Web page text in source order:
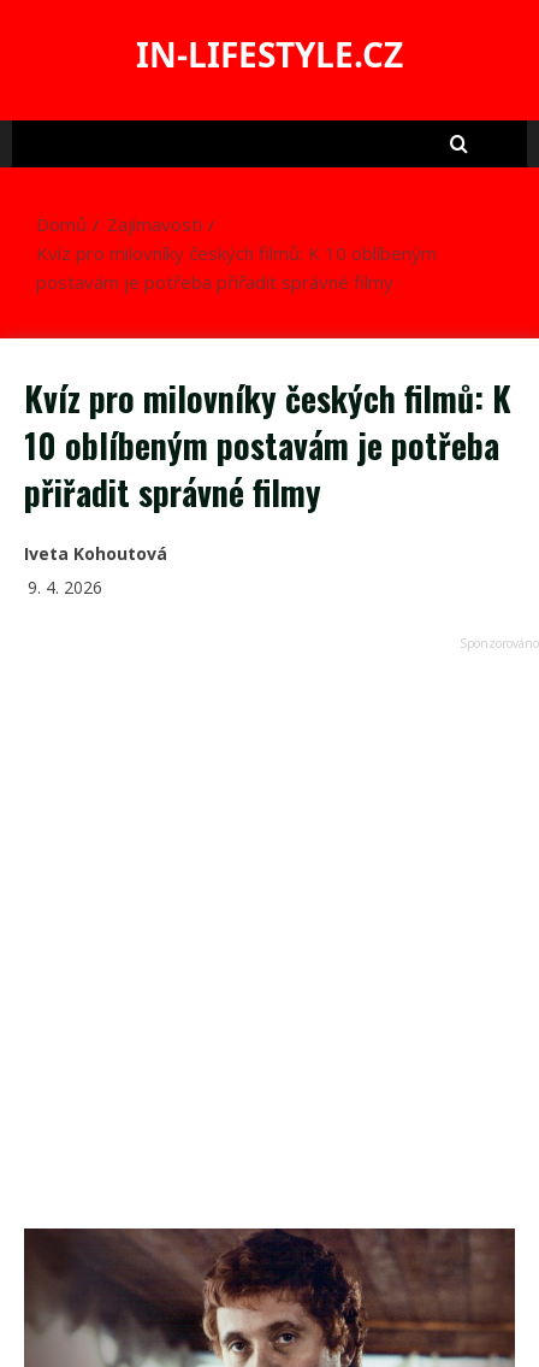
IN-LIFESTYLE.CZ
Domů
Zajímavosti
Kvíz pro milovníky českých filmů: K 10 oblíbeným
postavám je potřeba přiřadit správné filmy
Kvíz pro milovníky českých filmů: K
10 oblíbeným postavám je potřeba
přiřadit správné filmy
Iveta Kohoutová
9. 4. 2026